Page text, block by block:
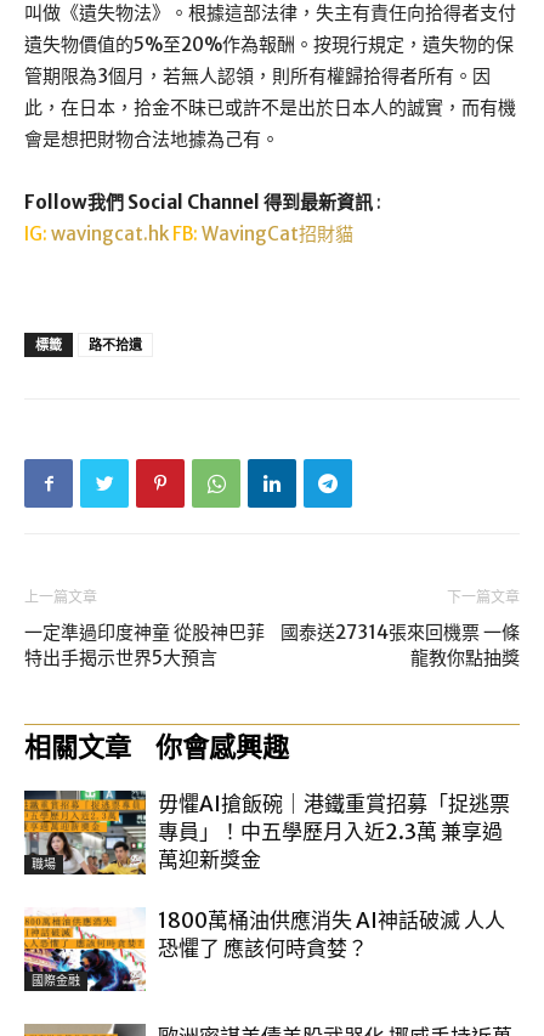
叫做《遺失物法》。根據這部法律，失主有責任向拾得者支付
遺失物價值的5%至20%作為報酬。按現行規定，遺失物的保
管期限為3個月，若無人認領，則所有權歸拾得者所有。因
此，在日本，拾金不昧已或許不是出於日本人的誠實，而有機
會是想把財物合法地據為己有。
Follow我們 Social Channel 得到最新資訊 :
IG: wavingcat.hk FB: WavingCat招財貓
標籤 路不拾遺
上一篇文章
一定準過印度神童 從股神巴菲
特出手揭示世界5大預言
下一篇文章
國泰送27314張來回機票 一條
龍教你點抽獎
相關文章 你會感興趣
職場
毋懼AI搶飯碗｜港鐵重賞招募「捉逃票
專員」！中五學歷月入近2.3萬 兼享過
萬迎新獎金
國際金融
1800萬桶油供應消失 AI神話破滅 人人
恐懼了 應該何時貪婪？